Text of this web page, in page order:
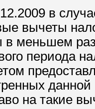
в
вычеты
в меньшем
периода
на такие